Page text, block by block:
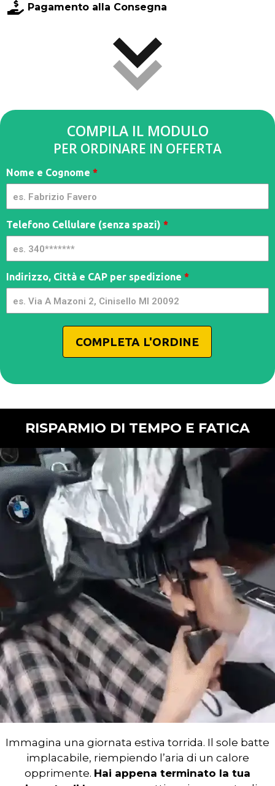
Pagamento alla Consegna
COMPILA IL MODULO
PER ORDINARE IN OFFERTA
Parasole
Ombrello
Limitl3ss
- MC
Nome e Cognome *
Telefono Cellulare (senza spazi) *
Indirizzo, Città e CAP per spedizione *
COMPLETA L'ORDINE
RISPARMIO DI TEMPO E FATICA
Immagina una giornata estiva torrida. Il sole batte
implacabile, riempiendo l’aria di un calore
opprimente. Hai appena terminato la tua